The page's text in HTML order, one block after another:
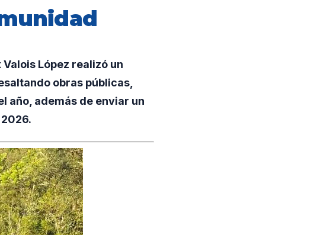
Valois López realizó un
obras públicas,
año, además de enviar un